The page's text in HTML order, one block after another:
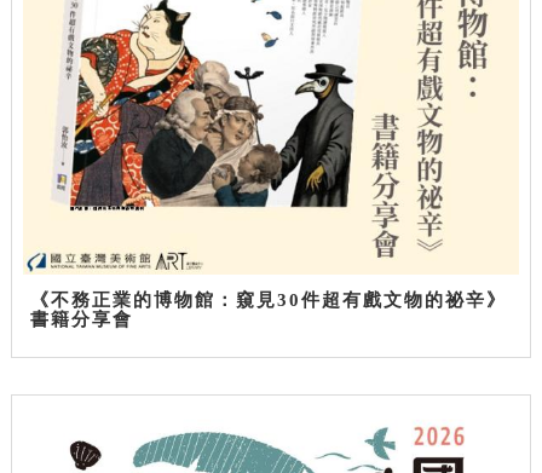
《不務正業的博物館：窺見30件超有戲文物的祕辛》
書籍分享會